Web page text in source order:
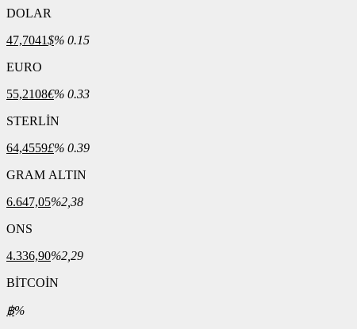
DOLAR
47,7041$% 0.15
EURO
55,2108€% 0.33
STERLİN
64,4559£% 0.39
GRAM ALTIN
6.647,05%2,38
ONS
4.336,90%2,29
BİTCOİN
฿%